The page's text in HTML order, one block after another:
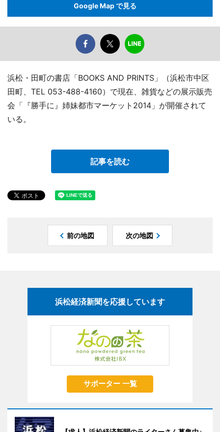
Google Map で見る
浜松・田町の書店「BOOKS AND PRINTS」（浜松市中区
田町、TEL 053-488-4160）で現在、雑貨などの展示販売
会「『勝手に』姉妹都市マーケット2014」が開催されて
いる。
記事を読む
前の地図 次の地図
浜松経済新聞を応援しています
サポーター 一覧